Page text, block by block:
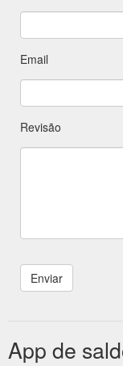
Email
Revisão
App de